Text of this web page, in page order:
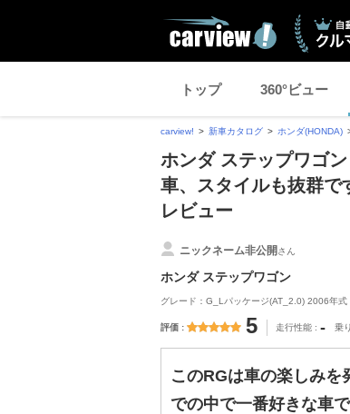
トップ 360°ビュー
carview! 新車カタログ ホンダ(HONDA)
ホンダ ステップワゴ
車、スタイルも抜群で
レビュー
ニックネーム非公開さん
ホンダ ステップワゴン
グレード：G_Lパッケージ(AT_2.0) 2006年式
評価 5 走行性能 - 乗
このRGは車の楽しみを
での中で一番好きな車